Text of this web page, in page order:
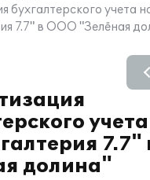
бухгалтерского учета
7.7" в ООО "Зелёная
долина"